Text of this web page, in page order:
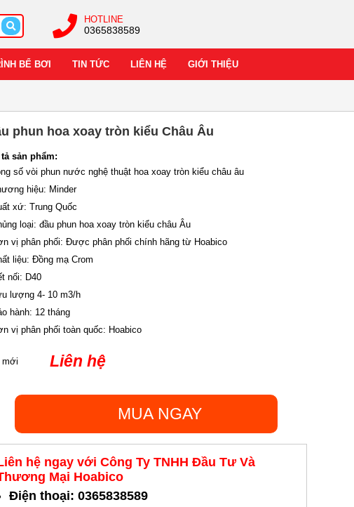
HOTLINE
0365838589
BỂ BƠI TIN TỨC LIÊN HỆ GIỚI THIỆU
phun hoa xoay tròn kiểu Châu Âu
tả sản phẩm:
số vòi phun nước nghệ thuật hoa xoay tròn kiểu châu âu
hiệu: Minder
xứ: Trung Quốc
loại: đầu phun hoa xoay tròn kiểu châu Âu
vị phân phối: Được phân phối chính hãng từ Hoabico
liệu: Đồng mạ Crom
nối: D40
lượng 4- 10 m3/h
hành: 12 tháng
vị phân phối toàn quốc: Hoabico
mới Liên hệ
MUA NGAY
hệ ngay với Công Ty TNHH Đầu Tư Và
Mại Hoabico
Điện thoại: 0365838589